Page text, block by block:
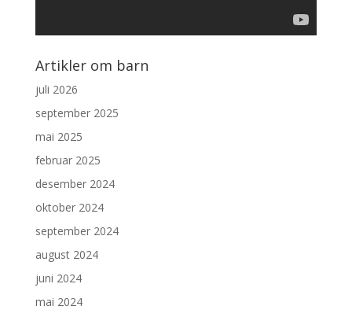
Artikler om barn
juli 2026
september 2025
mai 2025
februar 2025
desember 2024
oktober 2024
september 2024
august 2024
juni 2024
mai 2024